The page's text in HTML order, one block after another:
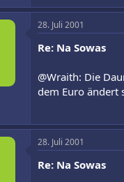
28. Juli 2001
Re: Na Sowas
@Wraith: Die
dem Euro ändert
28. Juli 2001
Re: Na Sowas